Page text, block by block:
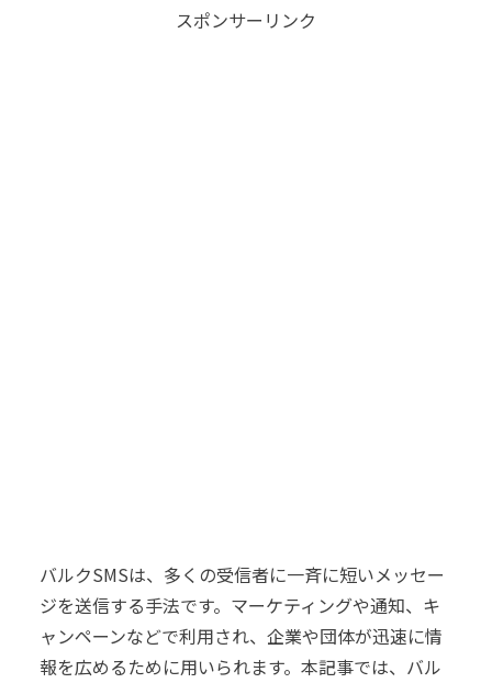
スポンサーリンク
バルクSMSは、多くの受信者に一斉に短いメッセー
ジを送信する手法です。マーケティングや通知、キ
ャンペーンなどで利用され、企業や団体が迅速に情
報を広めるために用いられます。本記事では、バル